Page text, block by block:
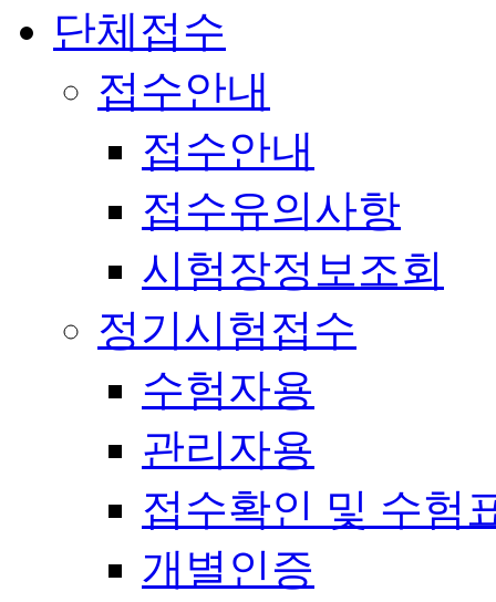
단체접수
접수안내
접수안내
접수유의사항
시험장정보조회
정기시험접수
수험자용
관리자용
접수확인 및 수험
개별인증